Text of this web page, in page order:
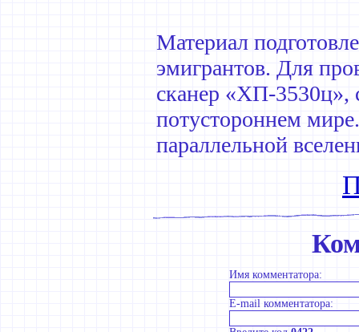
Материал
эмигрантов. Для
сканер «ХП-3530ц»,
потустороннем
параллельной
Имя комментатора:
E-mail комментатора: